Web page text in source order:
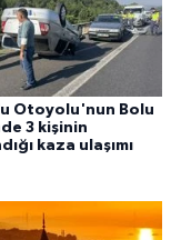
Otoyolu'nun Bolu
3 kişinin
kaza ulaşımı